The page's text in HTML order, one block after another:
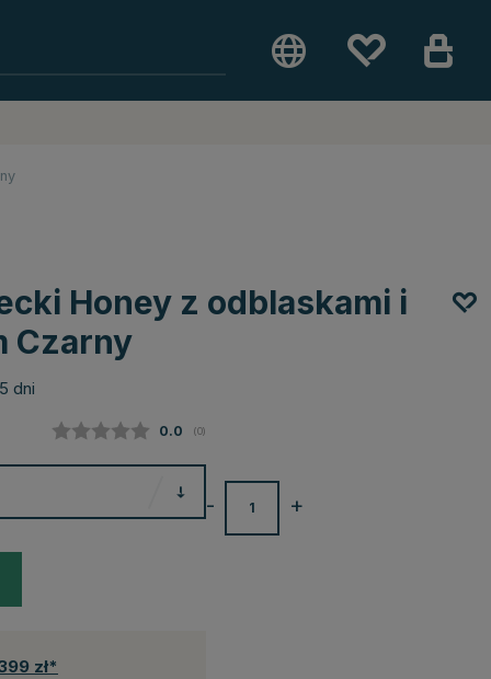
Honey z odblaskami i
Czarny
dni
Średnia ocena:
0.0 (głosy:
0)
+
-
zł*